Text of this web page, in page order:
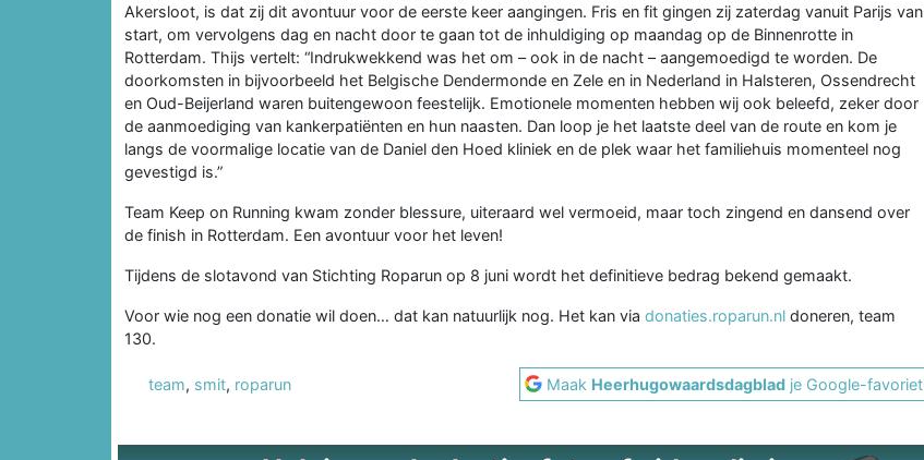
Akersloot, is dat zij dit avontuur voor de eerste keer aangingen. Fris en fit gingen zij zaterdag vanuit Parijs van
start, om vervolgens dag en nacht door te gaan tot de inhuldiging op maandag op de Binnenrotte in
Rotterdam. Thijs vertelt: “Indrukwekkend was het om – ook in de nacht – aangemoedigd te worden. De
doorkomsten in bijvoorbeeld het Belgische Dendermonde en Zele en in Nederland in Halsteren, Ossendrecht
en Oud-Beijerland waren buitengewoon feestelijk. Emotionele momenten hebben wij ook beleefd, zeker door
de aanmoediging van kankerpatiënten en hun naasten. Dan loop je het laatste deel van de route en kom je
langs de voormalige locatie van de Daniel den Hoed kliniek en de plek waar het familiehuis momenteel nog
gevestigd is.”
Team Keep on Running kwam zonder blessure, uiteraard wel vermoeid, maar toch zingend en dansend over
de finish in Rotterdam. Een avontuur voor het leven!
Tijdens de slotavond van Stichting Roparun op 8 juni wordt het definitieve bedrag bekend gemaakt.
Voor wie nog een donatie wil doen… dat kan natuurlijk nog. Het kan via donaties.roparun.nl doneren, team
130.
team, smit, roparun Maak Heerhugowaardsdagblad je Google-favoriet